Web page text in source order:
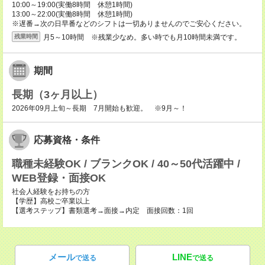
10:00～19:00(実働8時間 休憩1時間)
13:00～22:00(実働8時間 休憩1時間)
※遅番→次の日早番などのシフトは一切ありませんのでご安心ください。
残業時間 月5～10時間 ※残業少なめ。多い時でも月10時間未満です。
期間
長期（3ヶ月以上）
2026年09月上旬～長期 7月開始も歓迎。 ※9月～！
応募資格・条件
職種未経験OK / ブランクOK / 40～50代活躍中 /
WEB登録・面接OK
社会人経験をお持ちの方
【学歴】高校ご卒業以上
【選考ステップ】書類選考→面接→内定 面接回数：1回
メールで送る LINEで送る